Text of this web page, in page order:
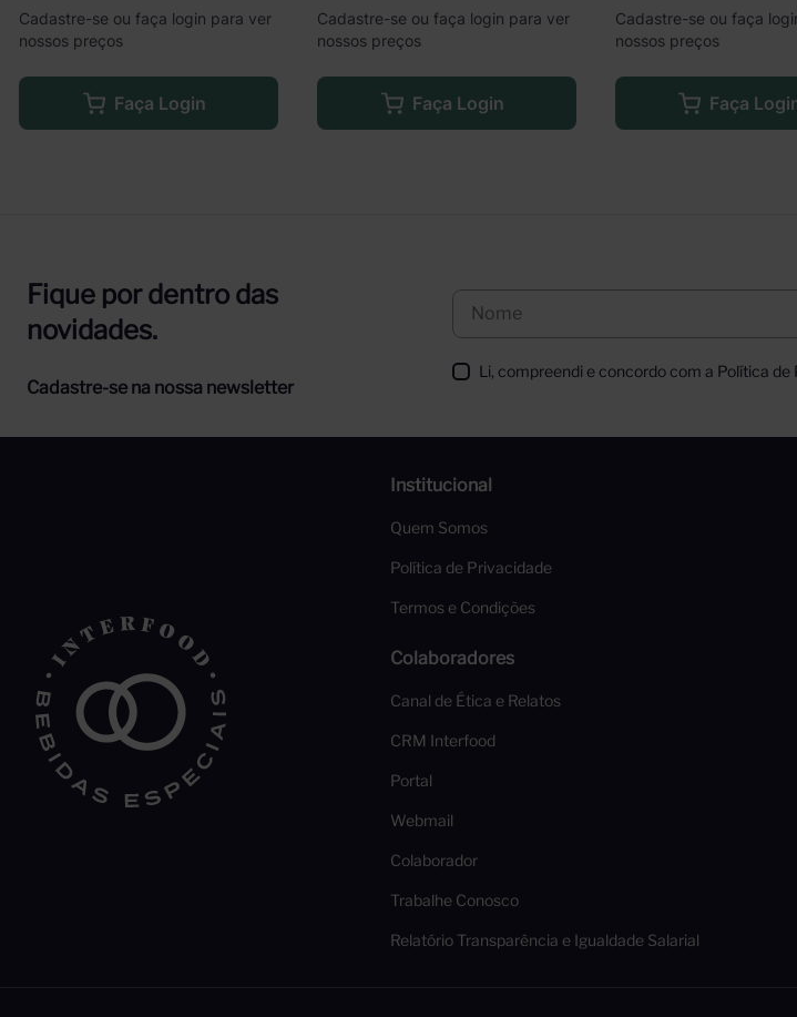
Cadastre-se ou faça login para ver
nossos preços
Faça Login
Cadastre-se ou faça login para ver
nossos preços
Faça Login
Cadastre-se ou faça
nossos preços
Faça
Fique por dentro das
novidades.
Cadastre-se na nossa newsletter
Li, compreendi e concordo com a Política
Institucional
Quem Somos
Política de Privacidade
Termos e Condições
Colaboradores
Canal de Ética e Relatos
CRM Interfood
Portal
Webmail
Colaborador
Trabalhe Conosco
Relatório Transparência e Igualdade Salarial